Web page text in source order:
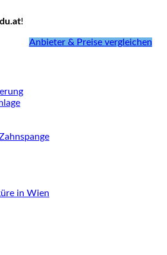
!
Anbieter & Preise vergleichen
in Wien